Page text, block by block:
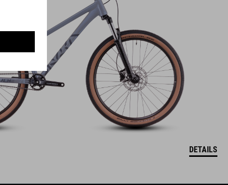
DETAILS